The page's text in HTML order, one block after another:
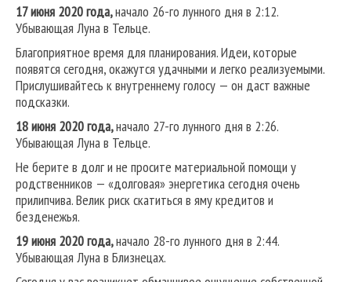
17 июня 2020 года,начало 26-го лунного дня в 2:12.
Убывающая Луна в Тельце.
Благоприятное время для планирования. Идеи, которые
появятся сегодня, окажутся удачными и легко реализуемыми.
Прислушивайтесь к внутреннему голосу — он даст важные
подсказки.
18 июня 2020 года,начало 27-го лунного дня в 2:26.
Убывающая Луна в Тельце.
Не берите в долг и не просите материальной помощи у
родственников — «долговая» энергетика сегодня очень
прилипчива. Велик риск скатиться в яму кредитов и
безденежья.
19 июня 2020 года,начало 28-го лунного дня в 2:44.
Убывающая Луна в Близнецах.